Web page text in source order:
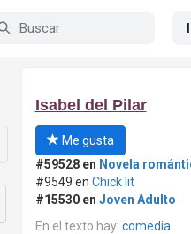
Isabel del Pilar
Me gusta
#59528 en Novela
#9549 en Chick lit
#15530 en Joven Adulto
En el texto hay: comedia